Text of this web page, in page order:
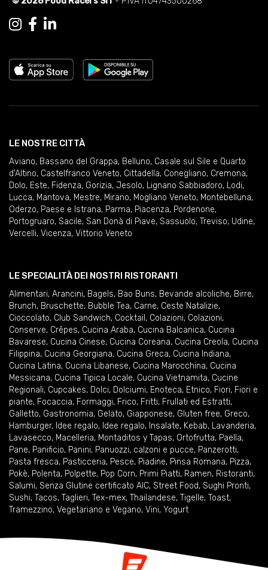
LE NOSTRE CITTÀ
Aviano, Bassano del Grappa, Belluno, Casale sul Sile e Quarto
d'Altino, Castelfranco Veneto, Cittadella, Conegliano, Cremona,
Dolo, Este, Fidenza, Gorizia, Jesolo, Lignano Sabbiadoro, Lodi,
Lucca, Mantova, Mestre, Mirano, Mogliano Veneto, Montebelluna,
Oderzo, Paese e Istrana, Parma, Piacenza, Pordenone,
Portogruaro, Sacile, San Donà di Piave, Sassuolo, Treviso, Udine,
Vercelli, Vicenza, Vittorio Veneto
LE SPECIALITÀ DEI NOSTRI RISTORANTI
Alimentari, Arancini, Bagels, Bao Buns, Bevande alcoliche, Birre,
Brunch, Bruschette, Bubble Tea, Carne, Ceste Natalizie,
Cioccolato, Club Sandwich, Cocktail , Colazioni, Colazioni,
Conserve, Crêpes, Cucina Araba, Cucina Balcanica, Cucina
Bavarese, Cucina Cinese, Cucina Coreana, Cucina Creola, Cucina
Filippina, Cucina Georgiana, Cucina Greca, Cucina Indiana,
Cucina Latina, Cucina Libanese, Cucina Marocchina, Cucina
Messicana, Cucina Tipica Locale, Cucina Vietnamita, Cucine
Regionali, Cupcakes, Dolci, Dolciumi, Enoteca, Etnico, Fiori, Fiori e
piante, Focaccia, Formaggi, Frico, Fritti, Frullati ed Estratti,
Galletto, Gastronomia, Gelato, Giapponese, Gluten free, Greco,
Hamburger, Idee regalo, Idee regalo, Insalate, Kebab, Lavanderia,
Lavasecco, Macelleria, Montaditos y Tapas, Ortofrutta, Paella,
Pane, Panificio, Panini, Panuozzi, calzoni e pucce, Panzerotti,
Pasta fresca, Pasticceria, Pesce, Piadine, Pinsa Romana, Pizza,
Pokè, Polenta, Polpette, Pop Corn, Primi Piatti, Ramen, Ristoranti,
Salumi, Senza Glutine certificato AIC, Street Food, Sughi Pronti,
Sushi, Tacos, Taglieri, Tex-mex, Thailandese, Tigelle, Toast,
Tramezzino, Vegetariano e Vegano, Vini, Yogurt